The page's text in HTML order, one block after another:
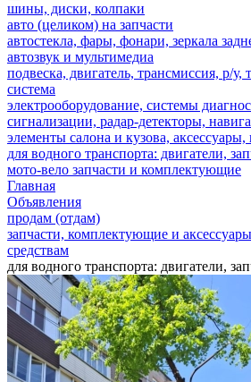
шины, диски, колпаки
авто (целиком) на запчасти
автостекла, фары, фонари, зеркала
автозвук и мультимедиа
подвеска, двигатель, трансмиссия, р/у,
система
электрооборудование, системы
сигнализации, радар-детекторы,
элементы салона и кузова, аксессуары,
для водного транспорта: двигатели,
мото-вело запчасти и комплектующие
Главная
Объявления
продам (отдам)
запчасти, комплектующие и
средствам
для водного транспорта: двигатели,